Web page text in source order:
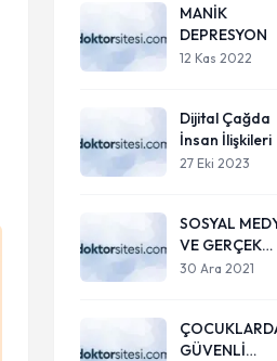
MANİK
DEPRESYON
12 Kas 2022
Dijital Çağda
İnsan İlişkileri
27 Eki 2023
SOSYAL
VE GERÇEK
BENLİK
30 Ara 2021
GÜVENLİ